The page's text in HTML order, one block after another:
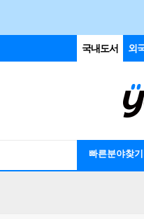
국내도서 외
빠른분야찾기